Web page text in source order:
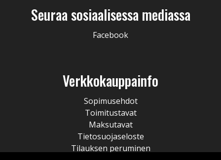
Seuraa sosiaalisessa mediassa
Facebook
Verkkokauppainfo
Sopimusehdot
Toimitustavat
Maksutavat
Tietosuojaseloste
Tilauksen peruminen